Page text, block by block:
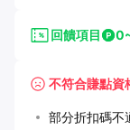
回饋項目
不符合賺點資
部分折扣碼不